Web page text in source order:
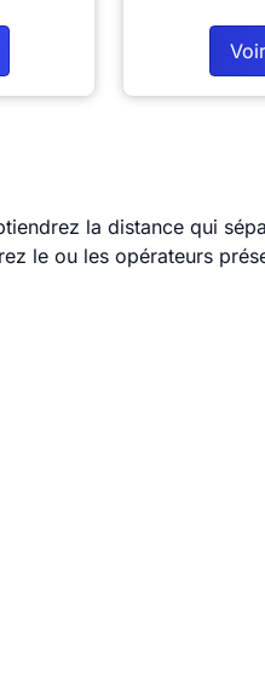
la distance qui
le ou les opérateurs